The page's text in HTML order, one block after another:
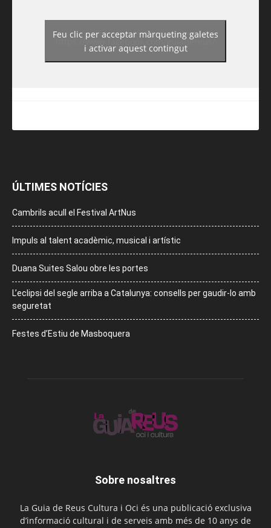
https://www.facebook.com/guiadereus/
Feu clic per acceptar màrqueting galetes
i activar aquest contingut
ÚLTIMES NOTÍCIES
Cambrils acull el Festival ArtNus
Impuls al talent acadèmic, musical i artístic
Duana Suites Salou obre les portes
L’eclipsi del segle arriba a Catalunya: consells per gaudir-lo amb
seguretat
Festes d’Estiu de Masboquera
Sobre nosaltres
La Guia de Reus Cultura i Oci és una publicació exclusiva
d’informació cultural i de serveis amb més de 10 anys de